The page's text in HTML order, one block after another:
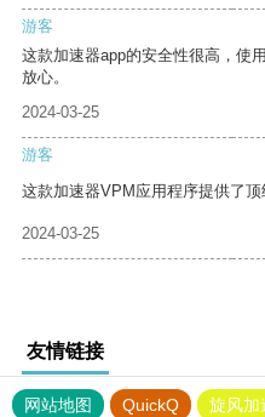
游客
这款加速器app的安全性很高，使
放心。
2024-03-25
游客
这款加速器VPM应用程序提供了顶
2024-03-25
友情链接
网站地图 QuickQ 旋风加